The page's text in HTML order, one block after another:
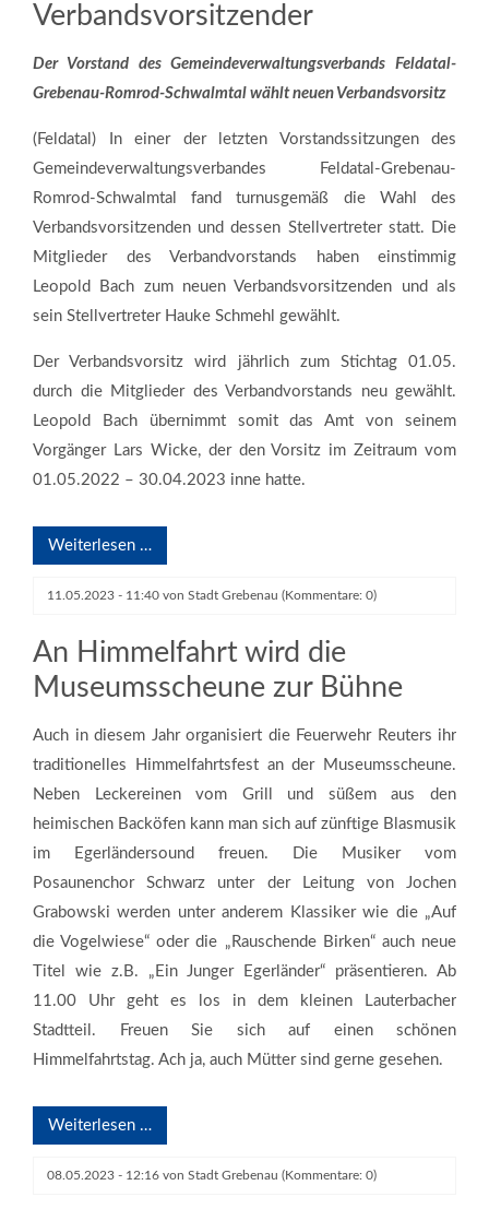
Verbandsvorsitzender
Der Vorstand des Gemeindeverwaltungsverbands Feldatal-
Grebenau-Romrod-Schwalmtal wählt neuen Verbandsvorsitz
(Feldatal) In einer der letzten Vorstandssitzungen des
Gemeindeverwaltungsverbandes Feldatal-Grebenau-
Romrod-Schwalmtal fand turnusgemäß die Wahl des
Verbandsvorsitzenden und dessen Stellvertreter statt. Die
Mitglieder des Verbandvorstands haben einstimmig
Leopold Bach zum neuen Verbandsvorsitzenden und als
sein Stellvertreter Hauke Schmehl gewählt.
Der Verbandsvorsitz wird jährlich zum Stichtag 01.05.
durch die Mitglieder des Verbandvorstands neu gewählt.
Leopold Bach übernimmt somit das Amt von seinem
Vorgänger Lars Wicke, der den Vorsitz im Zeitraum vom
01.05.2022 – 30.04.2023 inne hatte.
Weiterlesen …
11.05.2023 - 11:40 von Stadt Grebenau (Kommentare: 0)
An Himmelfahrt wird die
Museumsscheune zur Bühne
Auch in diesem Jahr organisiert die Feuerwehr Reuters ihr
traditionelles Himmelfahrtsfest an der Museumsscheune.
Neben Leckereinen vom Grill und süßem aus den
heimischen Backöfen kann man sich auf zünftige Blasmusik
im Egerländersound freuen. Die Musiker vom
Posaunenchor Schwarz unter der Leitung von Jochen
Grabowski werden unter anderem Klassiker wie die „Auf
die Vogelwiese“ oder die „Rauschende Birken“ auch neue
Titel wie z.B. „Ein Junger Egerländer“ präsentieren. Ab
11.00 Uhr geht es los in dem kleinen Lauterbacher
Stadtteil. Freuen Sie sich auf einen schönen
Himmelfahrtstag. Ach ja, auch Mütter sind gerne gesehen.
Weiterlesen …
08.05.2023 - 12:16 von Stadt Grebenau (Kommentare: 0)
Mitternachtsflohmarktes, Renzo Geißel, Vorsitzender des Kirmesclub,